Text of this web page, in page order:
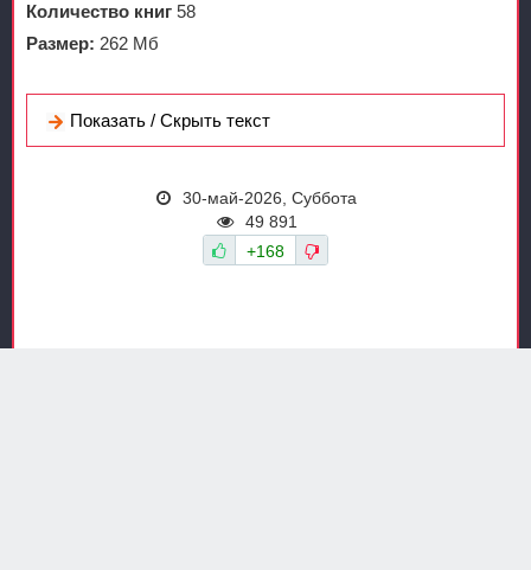
Количество книг 58
Размер: 262 Мб
Показать / Скрыть текст
30-май-2026, Суббота
49 891
+168